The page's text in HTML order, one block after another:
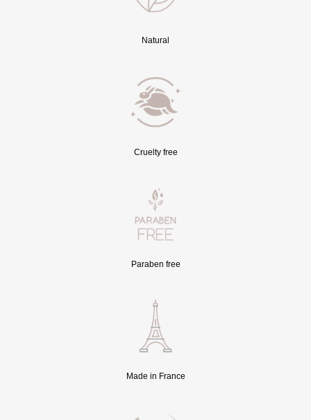
Natural
Cruelty free
Paraben free
Made in France